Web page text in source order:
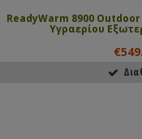
ReadyWarm 8900
Υγραερίου